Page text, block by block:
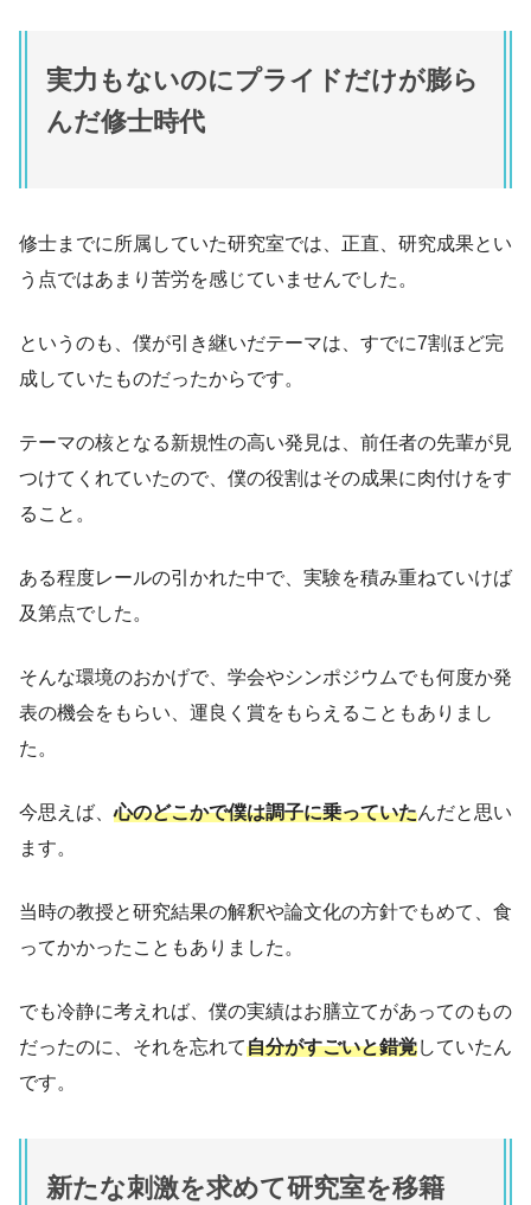
実力もないのにプライドだけが膨ら
んだ修士時代
修士までに所属していた研究室では、正直、研究成果とい
う点ではあまり苦労を感じていませんでした。
というのも、僕が引き継いだテーマは、すでに7割ほど完
成していたものだったからです。
テーマの核となる新規性の高い発見は、前任者の先輩が見
つけてくれていたので、僕の役割はその成果に肉付けをす
ること。
ある程度レールの引かれた中で、実験を積み重ねていけば
及第点でした。
そんな環境のおかげで、学会やシンポジウムでも何度か発
表の機会をもらい、運良く賞をもらえることもありまし
た。
今思えば、心のどこかで僕は調子に乗っていたんだと思い
ます。
当時の教授と研究結果の解釈や論文化の方針でもめて、食
ってかかったこともありました。
でも冷静に考えれば、僕の実績はお膳立てがあってのもの
だったのに、それを忘れて自分がすごいと錯覚していたん
です。
新たな刺激を求めて研究室を移籍